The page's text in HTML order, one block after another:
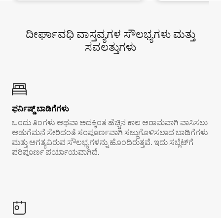
ದೀರ್ಘಾವಧಿ ವಾಸ್ತವ್ಯಗಳ ಸೌಲಭ್ಯಗಳು ಮತ್ತು
ಸವಲತ್ತುಗಳು
ಫರ್ನಿಷ್ಡ್ ಬಾಡಿಗೆಗಳು
ಒಂದು ತಿಂಗಳು ಅಥವಾ ಅದಕ್ಕಿಂತ ಹೆಚ್ಚಿನ ಕಾಲ ಆರಾಮವಾಗಿ ವಾಸಿಸಲು
ಅಡುಗೆಮನೆ ಸೇರಿದಂತೆ ಸಂಪೂರ್ಣವಾಗಿ ಸಜ್ಜುಗೊಳಿಸಲಾದ ಬಾಡಿಗೆಗಳು
ಮತ್ತು ಅಗತ್ಯವಿರುವ ಸೌಲಭ್ಯಗಳನ್ನು ಹೊಂದಿರುತ್ತವೆ. ಇದು ಸಬ್ಲೆಟ್‌ಗೆ
ಪರಿಪೂರ್ಣ ಪರ್ಯಾಯವಾಗಿದೆ.